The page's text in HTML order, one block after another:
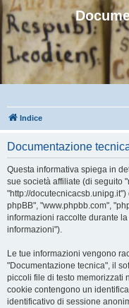
Indice
Documentazione
Questa informativa spiega in
sue società affiliate (di seguito
"http://
phpBB", "www.phpbb.com",
informazioni raccolte durante
informazioni").
Le tue informazioni vengono
"Documentazione tecnica", il
piccoli file di testo memorizzati
cookie contengono un
identificativo di sessione